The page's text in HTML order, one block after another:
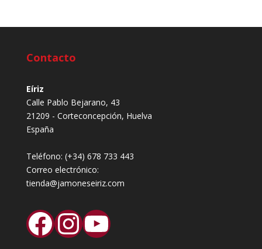
Contacto
Eíriz
Calle Pablo Bejarano, 43
21209 - Corteconcepción, Huelva
España
Teléfono: (+34) 678 733 443
Correo electrónico:
tienda@jamoneseiriz.com
Facebook
Instagram
YouTube